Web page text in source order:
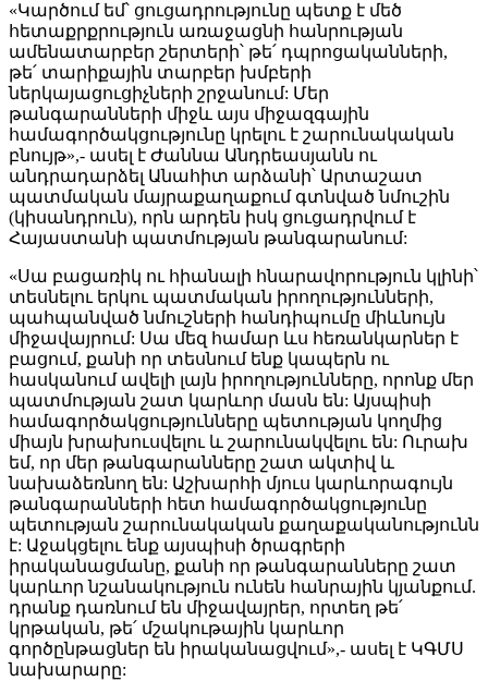
«Կարծում եմ՝ ցուցադրությունը պետք է մեծ
հետաքրքրություն առաջացնի հանրության
ամենատարբեր շերտերի՝ թե՛ դպրոցականների,
թե՛ տարիքային տարբեր խմբերի
ներկայացուցիչների շրջանում: Մեր
թանգարանների միջև այս միջազգային
համագործակցությունը կրելու է շարունակական
բնույթ»,- ասել է Ժաննա Անդրեասյանն ու
անդրադարձել Անահիտ արձանի՝ Արտաշատ
պատմական մայրաքաղաքում գտնված նմուշին
(կիսանդրուն), որն արդեն իսկ ցուցադրվում է
Հայաստանի պատմության թանգարանում:
«Սա բացառիկ ու հիանալի հնարավորություն կլինի՝
տեսնելու երկու պատմական իրողությունների,
պահպանված նմուշների հանդիպումը միևնույն
միջավայրում: Սա մեզ համար ևս հեռանկարներ է
բացում, քանի որ տեսնում ենք կապերն ու
հասկանում ավելի լայն իրողությունները, որոնք մեր
պատմության շատ կարևոր մասն են: Այսպիսի
համագործակցությունները պետության կողմից
միայն խրախուսվելու և շարունակվելու են: Ուրախ
եմ, որ մեր թանգարանները շատ ակտիվ և
նախաձեռնող են: Աշխարհի մյուս կարևորագույն
թանգարանների հետ համագործակցությունը
պետության շարունակական քաղաքականությունն
է: Աջակցելու ենք այսպիսի ծրագրերի
իրականացմանը, քանի որ թանգարանները շատ
կարևոր նշանակություն ունեն հանրային կյանքում.
դրանք դառնում են միջավայրեր, որտեղ թե՛
կրթական, թե՛ մշակութային կարևոր
գործընթացներ են իրականացվում»,- ասել է ԿԳՄՍ
նախարարը: